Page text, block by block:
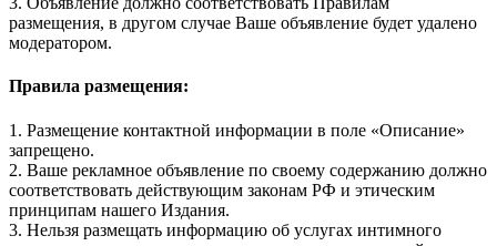
размещения, в другом случае Ваше объявление будет удалено
модератором.
Правила размещения:
1. Размещение контактной информации в поле «Описание»
запрещено.
2. Ваше рекламное объявление по своему содержанию должно
соответствовать действующим законам РФ и этическим
принципам нашего Издания.
3. Нельзя размещать информацию об услугах интимного